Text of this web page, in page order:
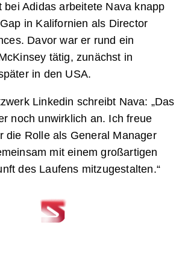
bei Adidas arbeitete Nava knapp
in Kalifornien als Director
Davor war er rund ein
tätig, zunächst in
in den USA.
Linkedin schreibt Nava: „Das
noch unwirklich an. Ich freue
die Rolle als General Manager
mit einem großartigen
des Laufens mitzugestalten.“